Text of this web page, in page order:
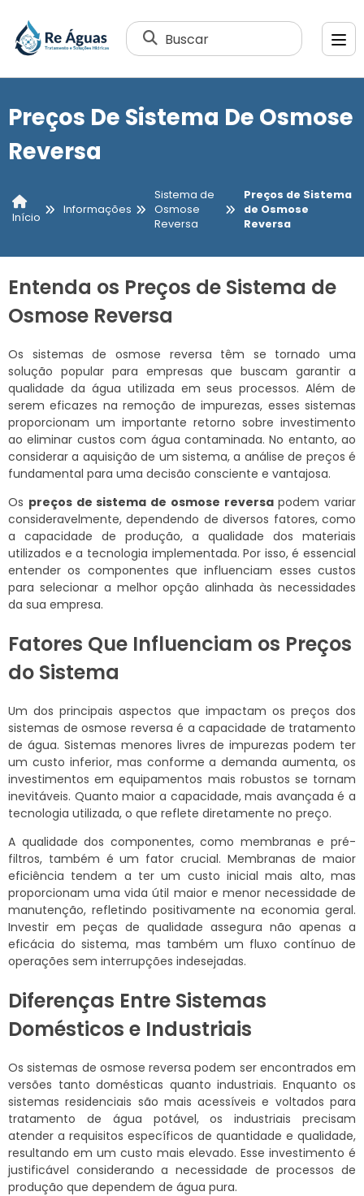
Buscar
Preços De Sistema De Osmose
Reversa
Início
Informações
Sistema de
Osmose
Reversa
Preços de Sistema
de Osmose
Reversa
Entenda os Preços de Sistema de
Osmose Reversa
Os sistemas de osmose reversa têm se tornado uma
solução popular para empresas que buscam garantir a
qualidade da água utilizada em seus processos. Além de
serem eficazes na remoção de impurezas, esses sistemas
proporcionam um importante retorno sobre investimento
ao eliminar custos com água contaminada. No entanto, ao
considerar a aquisição de um sistema, a análise de preços é
fundamental para uma decisão consciente e vantajosa.
Os preços de sistema de osmose reversapodem variar
consideravelmente, dependendo de diversos fatores, como
a capacidade de produção, a qualidade dos materiais
utilizados e a tecnologia implementada. Por isso, é essencial
entender os componentes que influenciam esses custos
para selecionar a melhor opção alinhada às necessidades
da sua empresa.
Fatores Que Influenciam os Preços
do Sistema
Um dos principais aspectos que impactam os preços dos
sistemas de osmose reversa é a capacidade de tratamento
de água. Sistemas menores livres de impurezas podem ter
um custo inferior, mas conforme a demanda aumenta, os
investimentos em equipamentos mais robustos se tornam
inevitáveis. Quanto maior a capacidade, mais avançada é a
tecnologia utilizada, o que reflete diretamente no preço.
A qualidade dos componentes, como membranas e pré-
filtros, também é um fator crucial. Membranas de maior
eficiência tendem a ter um custo inicial mais alto, mas
proporcionam uma vida útil maior e menor necessidade de
manutenção, refletindo positivamente na economia geral.
Investir em peças de qualidade assegura não apenas a
eficácia do sistema, mas também um fluxo contínuo de
operações sem interrupções indesejadas.
Diferenças Entre Sistemas
Domésticos e Industriais
Os sistemas de osmose reversa podem ser encontrados em
versões tanto domésticas quanto industriais. Enquanto os
sistemas residenciais são mais acessíveis e voltados para
tratamento de água potável, os industriais precisam
atender a requisitos específicos de quantidade e qualidade,
resultando em um custo mais elevado. Esse investimento é
justificável considerando a necessidade de processos de
produção que dependem de água pura.